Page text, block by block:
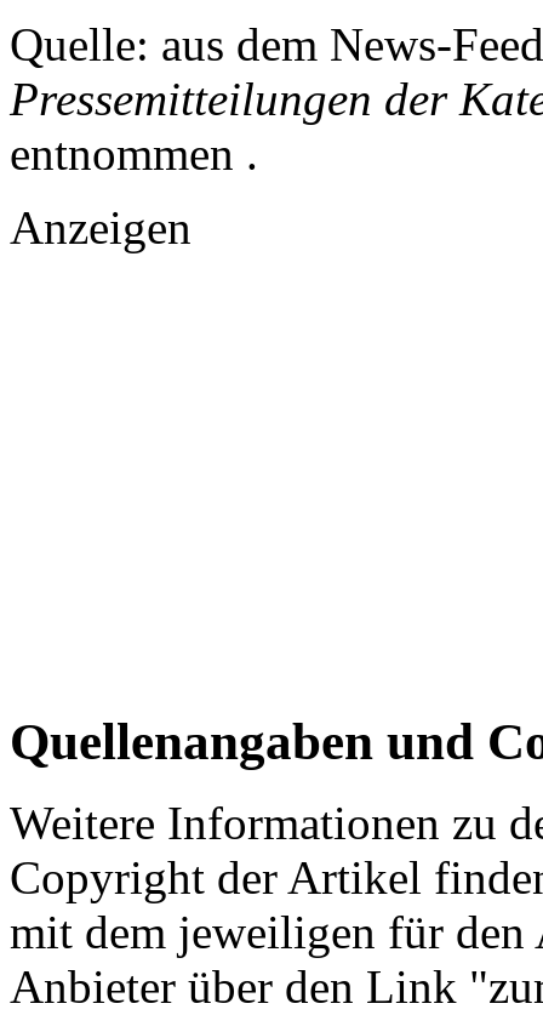
Quelle: aus dem News-
Pressemitteilungen der
entnommen .
Anzeigen
Quellenangaben und
Weitere Informationen zu
Copyright der Artikel
mit dem jeweiligen für
Anbieter über den Link